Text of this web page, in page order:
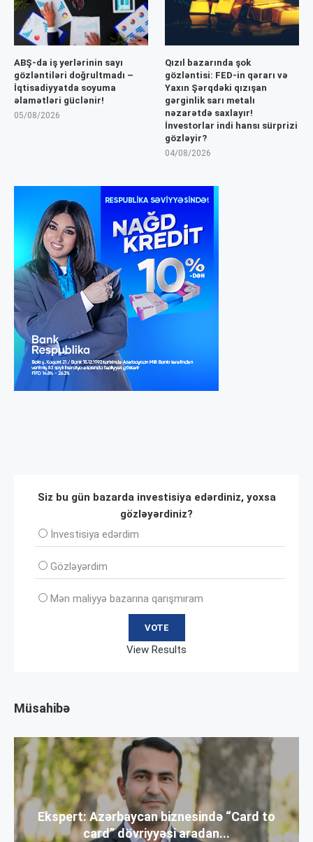
ABŞ-da iş yerlərinin sayı
gözləntiləri doğrultmadı –
İqtisadiyyatda soyuma
əlamətləri güclənir!
05/08/2026
Qızıl bazarında şok
gözləntisi: FED-in qərarı və
Yaxın Şərqdəki qızışan
gərginlik sarı metalı
nəzarətdə saxlayır!
İnvestorlar indi hansı sürprizi
gözləyir?
04/08/2026
Siz bu gün bazarda investisiya edərdiniz, yoxsa
gözləyərdiniz?
İnvеstisiya edərdim
Gözləyərdim
Mən maliyyə bazarına qarışmıram
View Results
Müsahibə
Ekspert: Azərbaycan biznesində “Card to
card” dövriyyəsi aradan...